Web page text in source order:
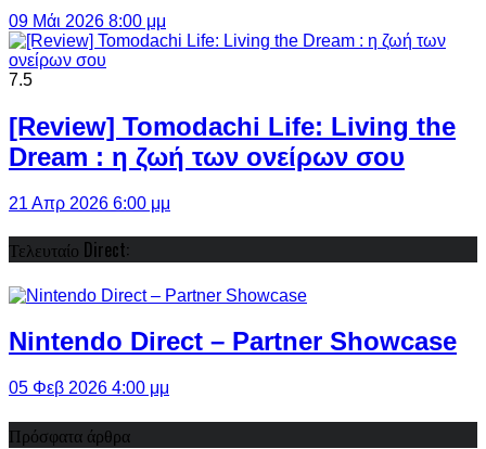
09 Μάι 2026 8:00 μμ
7.5
[Review] Tomodachi Life: Living the
Dream : η ζωή των ονείρων σου
21 Απρ 2026 6:00 μμ
Τελευταίο Direct:
Nintendo Direct – Partner Showcase
05 Φεβ 2026 4:00 μμ
Πρόσφατα άρθρα